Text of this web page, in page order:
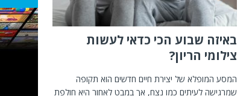
באיזה שבוע הכי כדאי לעשות
צילומי הריון?
המסע המופלא של יצירת חיים חדשים הוא תקופה
שמרגישה לעיתים כמו נצח, אך במבט לאחור היא חולפת